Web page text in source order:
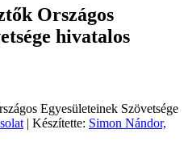
Országos
hivatalos
Egyesületeinek Szövetsége
| Készítette: Simon Nándor,